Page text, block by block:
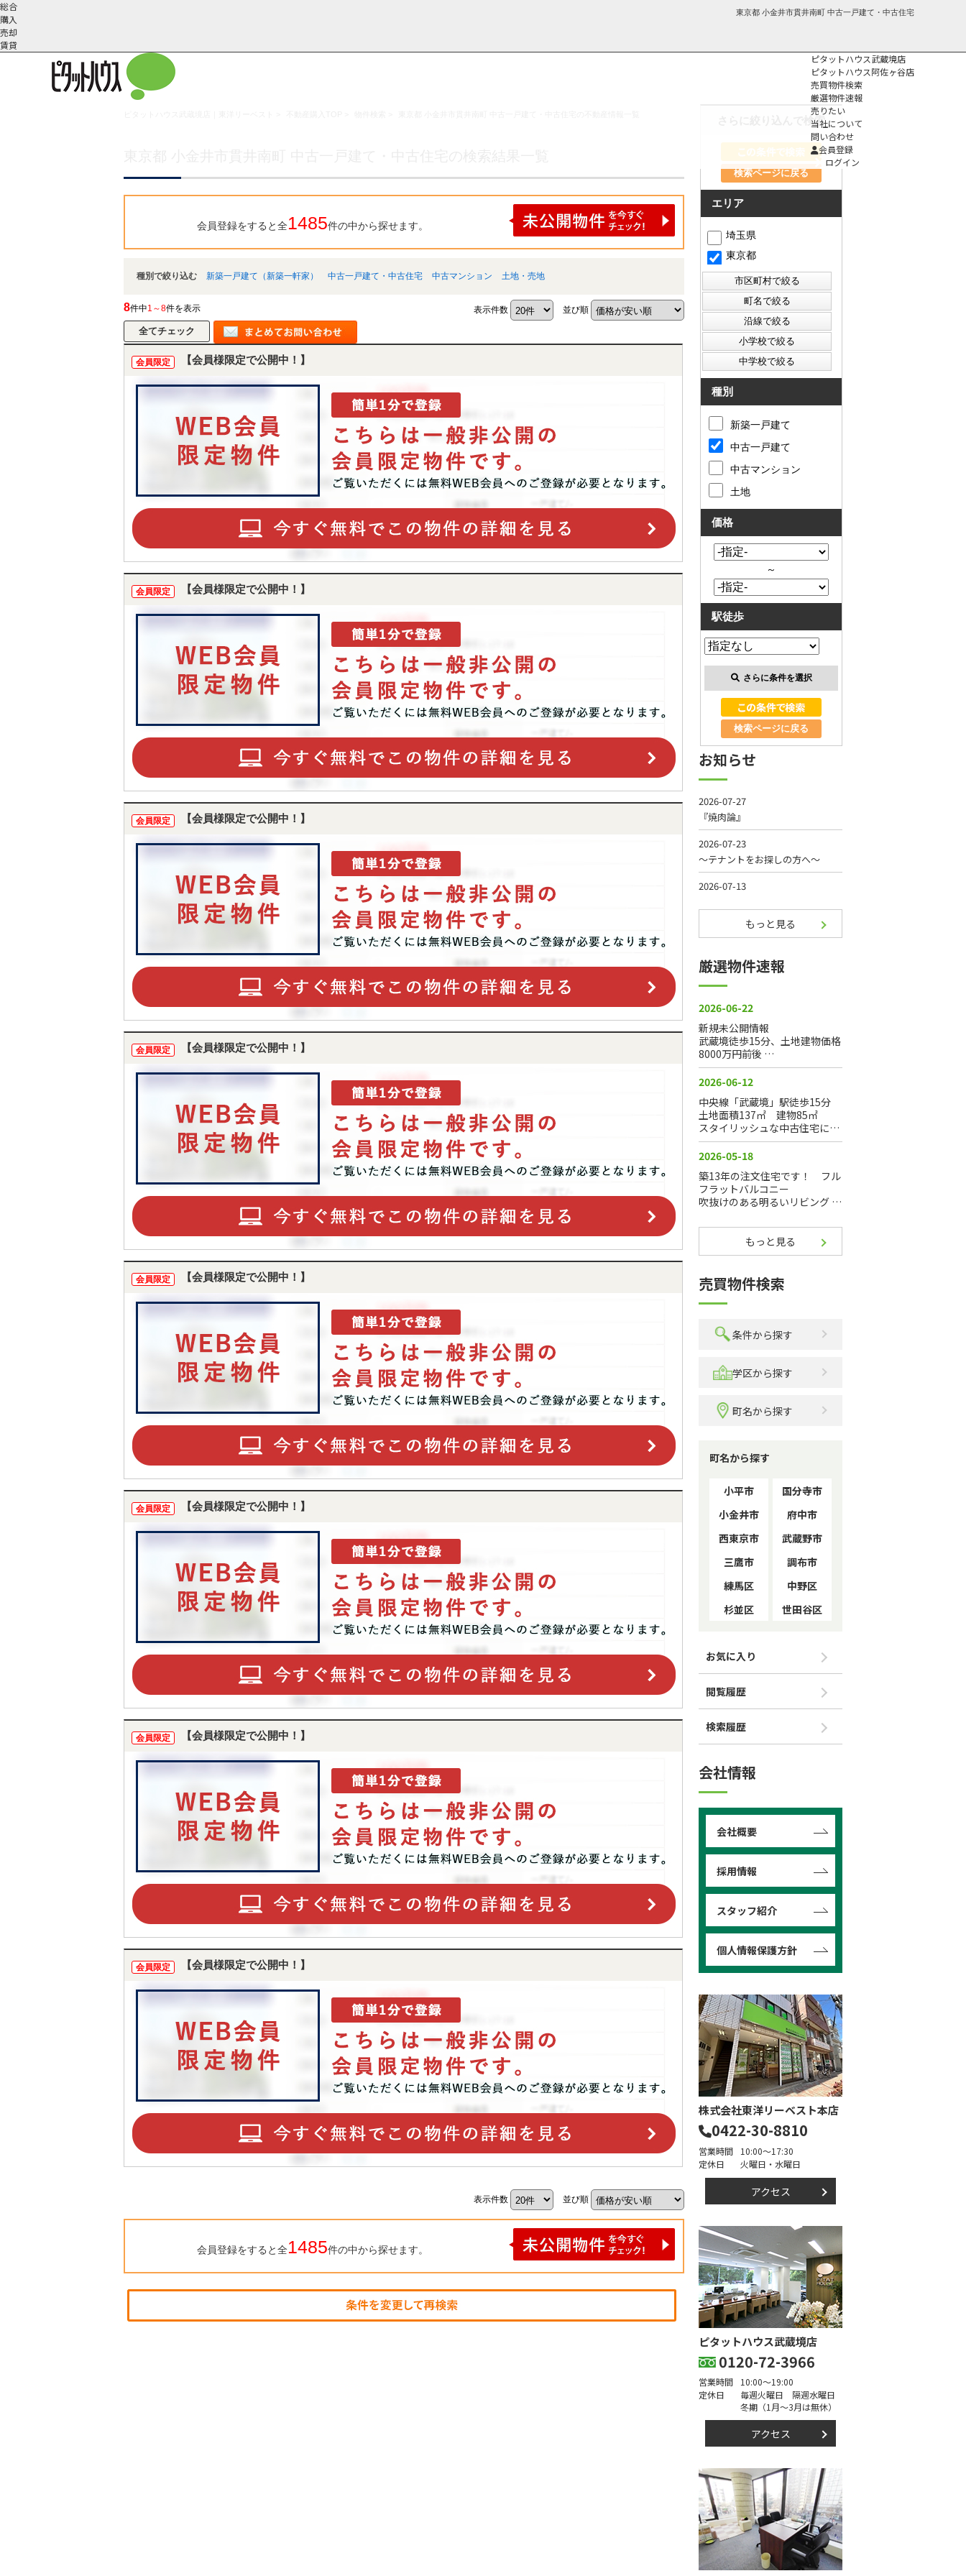
東京都 小金井市貫井南町 中古一戸建て・中古住宅
総合
購入
売却
賃貸
ピタットハウス武蔵境店
ピタットハウス阿佐ヶ谷店
売買物件検索
厳選物件速報
売りたい
当社について
問い合わせ
会員登録
ログイン
会員登録をすると全1485件の中から探せます。
種別で絞り込む 新築一戸建て（新築一軒家） 中古一戸建て・中古住宅 中古マンション 土地・売地
8件中1～8件を表示 表示件数 並び順
会員限定 【会員様限定で公開中！】
会員限定 【会員様限定で公開中！】
会員限定 【会員様限定で公開中！】
会員限定 【会員様限定で公開中！】
会員限定 【会員様限定で公開中！】
会員限定 【会員様限定で公開中！】
会員限定 【会員様限定で公開中！】
会員限定 【会員様限定で公開中！】
表示件数 並び順
会員登録をすると全1485件の中から探せます。
さらに絞り込んで検索
検索ページに戻る
エリア
埼玉県
東京都
種別
新築一戸建て
中古一戸建て
中古マンション
土地
価格
～
駅徒歩
さらに条件を選択
検索ページに戻る
お知らせ
もっと見る
厳選物件速報
もっと見る
売買物件検索
条件から探す
学区から探す
町名から探す
町名から探す
小平市
国分寺市
小金井市
府中市
西東京市
武蔵野市
三鷹市
調布市
練馬区
中野区
杉並区
世田谷区
お気に入り
閲覧履歴
検索履歴
会社情報
会社概要
採用情報
スタッフ紹介
個人情報保護方針
株式会社東洋リーベスト本店
0422-30-8810
営業時間
10:00～17:30
定休日
火曜日・水曜日
アクセス
ピタットハウス武蔵境店
0120-72-3966
営業時間
10:00～19:00
定休日
毎週火曜日 隔週水曜日
冬期（1月～3月は無休）
アクセス